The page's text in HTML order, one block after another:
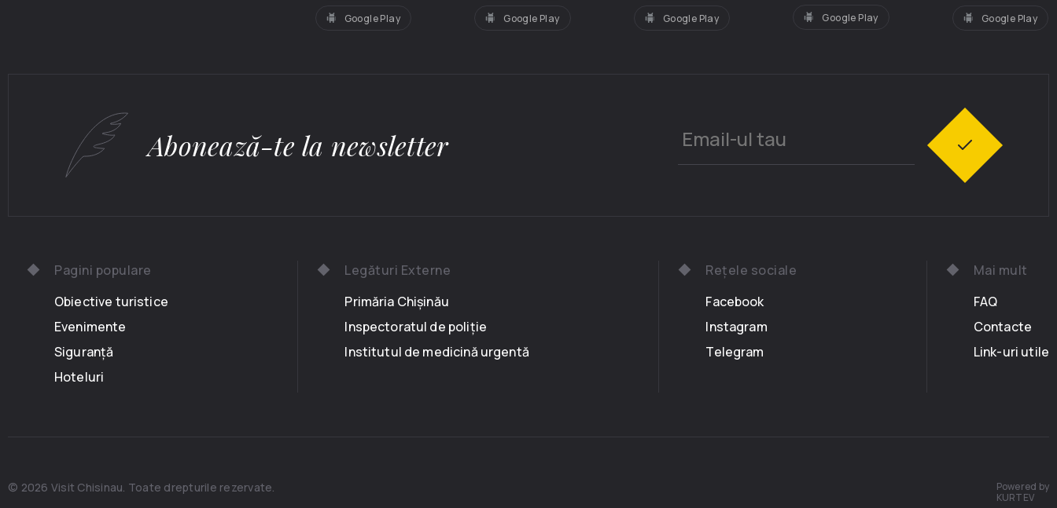
Google Play Google Play Google Play Google Play Google Play
Abonează-te la newsletter
Pagini populare
Obiective turistice
Evenimente
Siguranță
Hoteluri
Legături Externe
Primăria Chișinău
Inspectoratul de poliție
Institutul de medicină urgentă
Rețele sociale
Facebook
Instagram
Telegram
Mai mult
FAQ
Contacte
Link-uri utile
© 2026 Visit Chisinau. Toate drepturile rezervate.
Powered by
KURTEV